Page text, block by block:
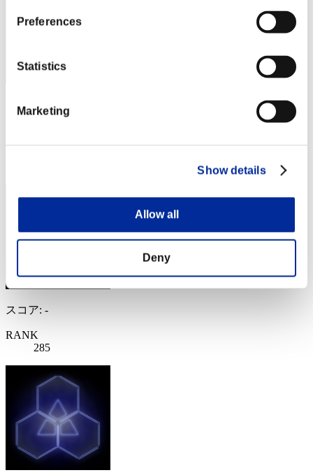
Preferences
Statistics
Marketing
Show details
Allow all
Deny
RPD
スコア: -
RANK
285